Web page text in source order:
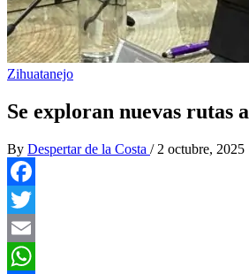
Zihuatanejo
Se exploran nuevas rutas
By Despertar de la Costa / 2 octubre, 2025
Facebook
Twitter
Email